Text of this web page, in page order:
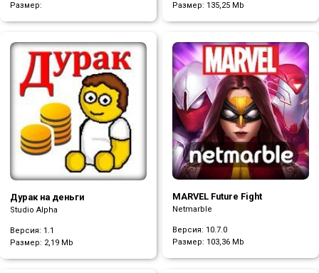
Размер:
Размер: 135,25 Mb
Дурак на деньги
Studio Alpha
Версия: 1.1
Размер: 2,19 Mb
MARVEL Future Fight
Netmarble
Версия: 10.7.0
Размер: 103,36 Mb